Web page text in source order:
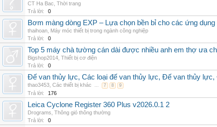
CT Ha Bac Thời trang
Trả lời:
0
Bơm màng dòng EXP – Lựa chọn bền bỉ cho các ứng
thaihoan Máy móc thiết bị trong ngành công nghiệp
Trả lời:
0
Top 5 máy chà tường cán dài được nhiều anh em thợ ưa
Bigshop2014 Thiết bị cơ điện
Trả lời:
0
Đế van thủy lực, Các loại đế van thủy lực, Đế van thủy
thao3453 Các thiết bị khác ... 7 8 9
Trả lời: 176
Leica Cyclone Register 360 Plus v2026.0.1 2
Drograms Thông gió thông thường
Trả lời:
0